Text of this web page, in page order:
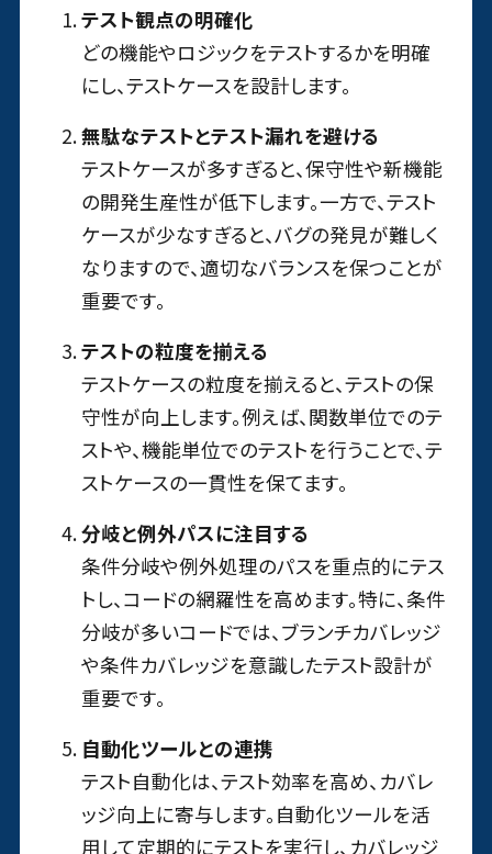
テスト観点の明確化
どの機能やロジックをテストするかを明確
にし、テストケースを設計します。
無駄なテストとテスト漏れを避ける
テストケースが多すぎると、保守性や新機能
の開発生産性が低下します。一方で、テスト
ケースが少なすぎると、バグの発見が難しく
なりますので、適切なバランスを保つことが
重要です。
テストの粒度を揃える
テストケースの粒度を揃えると、テストの保
守性が向上します。例えば、関数単位でのテ
ストや、機能単位でのテストを行うことで、テ
ストケースの一貫性を保てます。
分岐と例外パスに注目する
条件分岐や例外処理のパスを重点的にテス
トし、コードの網羅性を高めます。特に、条件
分岐が多いコードでは、ブランチカバレッジ
や条件カバレッジを意識したテスト設計が
重要です。
自動化ツールとの連携
テスト自動化は、テスト効率を高め、カバレ
ッジ向上に寄与します。自動化ツールを活
用して定期的にテストを実行し、カバレッジ